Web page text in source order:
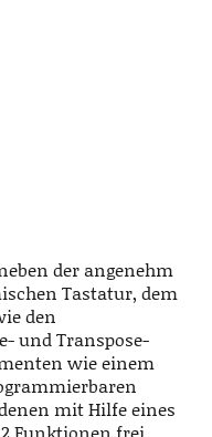
der angenehm
Tastatur, dem
den
und Transpose-
wie einem
mit Hilfe eines
Funktionen frei